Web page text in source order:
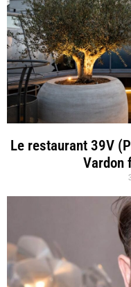
Le restaurant 39V
Vardon